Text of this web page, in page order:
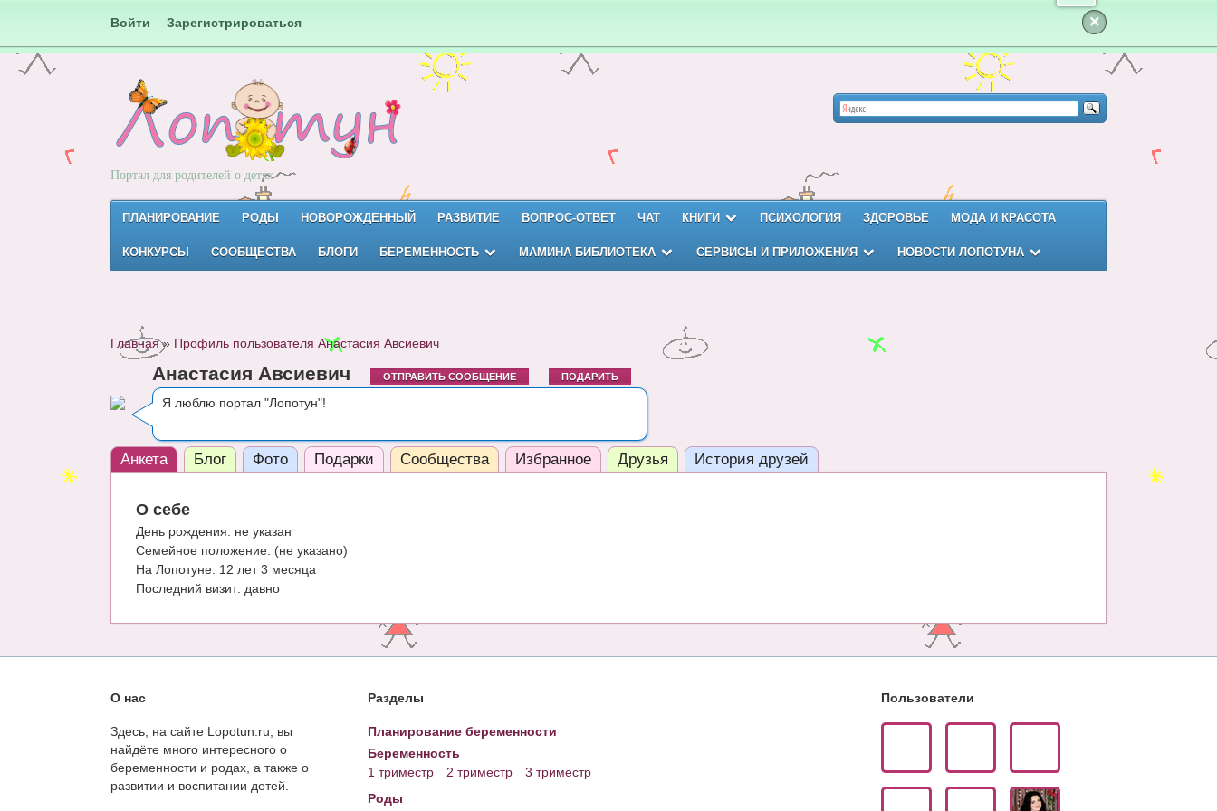
Войти Зарегистрироваться ×
Портал для родителей о детях
ПЛАНИРОВАНИЕ РОДЫ НОВОРОЖДЕННЫЙ РАЗВИТИЕ ВОПРОС-ОТВЕТ ЧАТ КНИГИ ПСИХОЛОГИЯ ЗДОРОВЬЕ МОДА И КРАСОТА
КОНКУРСЫ СООБЩЕСТВА БЛОГИ БЕРЕМЕННОСТЬ МАМИНА БИБЛИОТЕКА СЕРВИСЫ И ПРИЛОЖЕНИЯ НОВОСТИ ЛОПОТУНА
Главная» Профиль пользователя Анастасия Авсиевич
Анастасия Авсиевич ОТПРАВИТЬ СООБЩЕНИЕ ПОДАРИТЬ
Я люблю портал "Лопотун"!
Анкета Блог Фото Подарки Сообщества Избранное Друзья История друзей
О себе
День рождения: не указан
Семейное положение: (не указано)
На Лопотуне: 12 лет 3 месяца
Последний визит: давно
О нас
Здесь, на сайте Lopotun.ru, вы
найдёте много интересного о
беременности и родах, а также о
развитии и воспитании детей.
Разделы
Планирование беременности
Беременность
1 триместр
2 триместр
3 триместр
Роды
Пользователи